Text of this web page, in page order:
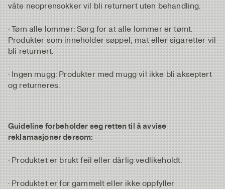
våte neoprensokker vil bli returnert uten behandling.
· Tøm alle lommer: Sørg for at alle lommer er tømt.
Produkter som inneholder søppel, mat eller sigaretter vil
bli returnert.
· Ingen mugg: Produkter med mugg vil ikke bli akseptert
og returneres.
Guideline forbeholder seg retten til å avvise
reklamasjoner dersom:
· Produktet er brukt feil eller dårlig vedlikeholdt.
· Produktet er for gammelt eller ikke oppfyller